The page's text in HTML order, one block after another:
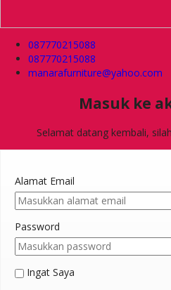
087770215088
087770215088
manarafurniture@yahoo.com
Masuk ke
Selamat datang kembali,
Alamat Email
Password
Ingat Saya